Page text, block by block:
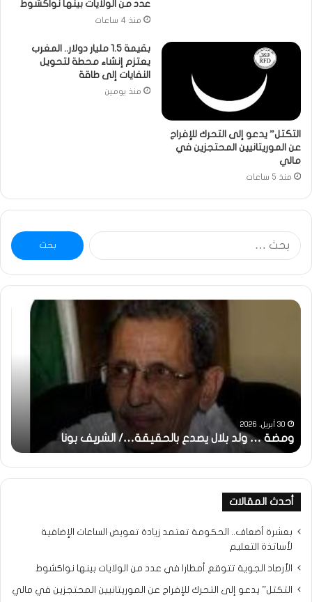
عدد من الولايات بينها نواكشوط
منذ 4 ساعات
التكتل” يدعو إلى التحرك للإفراج
عن الموريتانيين المحتجزين في
مالي
منذ 5 ساعات
بقيمة 1.5 مليار دولار.. المغرب
يعتزم إنشاء محطة لتحويل
النفايات إلى طاقة
منذ يومين
البحث
عن:
ومضة
بالحقيقة…/
الشريف
30 أبريل، 2026
ومضة … ولد بلال يصدع بالحقيقة…/ الشريف بونا
أحدث المقالات
بعشرة أضعاف.. الحكومة تعتمد زيادة تعويض الساعات الإضافية
لأساتذة التعليم
الأرصاد الجوية تتوقع أمطارا في عدد من الولايات بينها نواكشوط
التكتل” يدعو إلى التحرك للإفراج عن الموريتانيين المحتجزين في مالي